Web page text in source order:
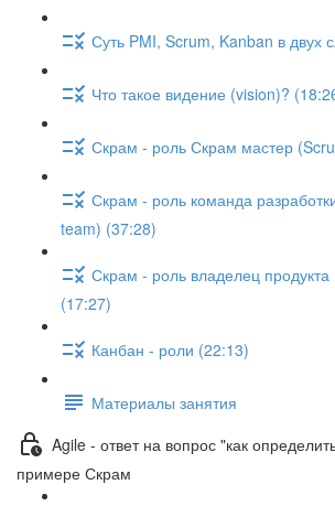
Суть PMI, Scrum, Kanban в двух
Что такое видение (vision)?
Скрам - роль Скрам мастер
Скрам - роль команда
team) (37:28)
Скрам - роль владелец
(17:27)
Канбан - роли (22:13)
Материалы занятия
Agile - ответ на вопрос "как
примере Скрам